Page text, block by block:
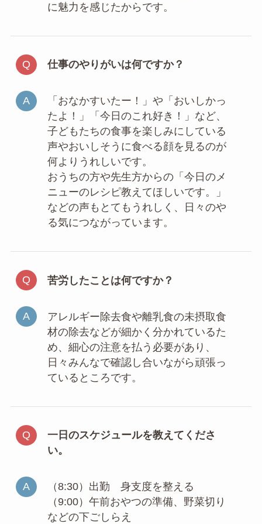
に魅力を感じたからです。
仕事のやりがいは何ですか？
「おなかすいたー！」や「おいしかっ
たよ！」「今日のこれ好き！」など、
子どもたちの食事を楽しみにしている
声やおいしそうに食べる顔を見るのが
何よりうれしいです。
おうちの方や先生方からの「今日のメ
ニューのレシピ教えてほしいです。」
などの声もとてもうれしく、日々のや
る気につながっています。
苦労したことは何ですか？
アレルギー除去食や離乳食の未摂取食
材の除去などが細かく分かれているた
め、細心の注意を払う必要があり、
日々みんなで確認し合いながら頑張っ
ているところです。
一日のスケジュールを教えてくださ
い。
（8:30）出勤 身支度を整える
（9:00）午前おやつの準備、野菜切り
などの下ごしらえ